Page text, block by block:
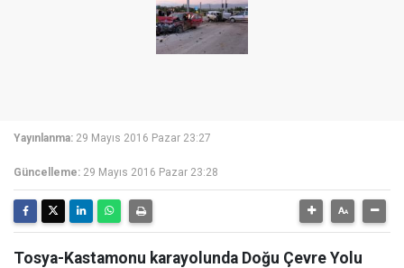
Yayınlanma: 29 Mayıs 2016 Pazar 23:27
Güncelleme: 29 Mayıs 2016 Pazar 23:28
Tosya-Kastamonu karayolunda Doğu Çevre Yolu